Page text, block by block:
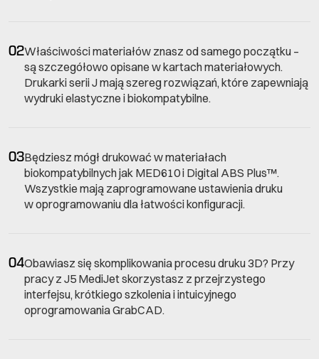
02Właściwości materiałów znasz od samego początku –
są szczegółowo opisane w kartach materiałowych.
Drukarki serii J mają szereg rozwiązań, które zapewniają
wydruki elastyczne i biokompatybilne.
03Będziesz mógł drukować w materiałach
biokompatybilnych jak MED610 i Digital ABS Plus™.
Wszystkie mają zaprogramowane ustawienia druku
w oprogramowaniu dla łatwości konfiguracji.
04Obawiasz się skomplikowania procesu druku 3D? Przy
pracy z J5 MediJet skorzystasz z przejrzystego
interfejsu, krótkiego szkolenia i intuicyjnego
oprogramowania GrabCAD.